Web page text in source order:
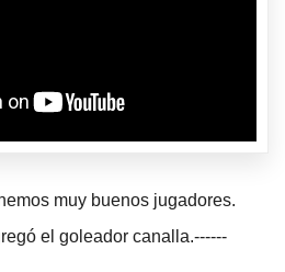
muy buenos jugadores.
el goleador canalla.------